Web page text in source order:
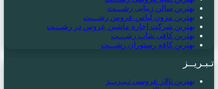
بهترین سالن زیبایی رشـــت
بهترین مزون لباس عروس رشـــت
بهترین شرکت اجاره ماشین عروس در رشـــت
بهترین کافی شاپ رشـــت
بهترین کافه رستوران رشـــت
تـبـریــز
بهترین تالار عروسی تـبـریــز